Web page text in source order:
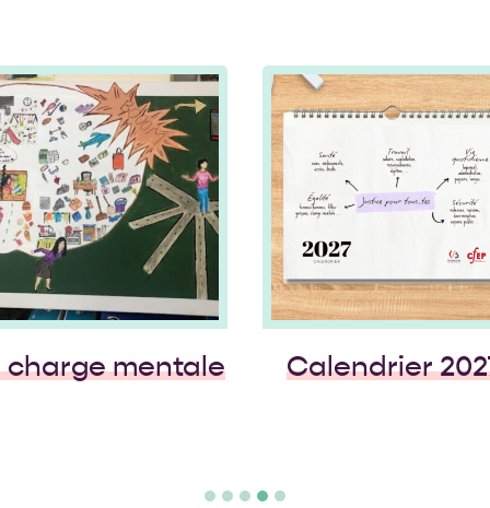
2027
De février à mai 2024, le
groupe de FLE a participé
à un atelier photos qui a
abouti au projet « Des
mains pour demain » qui
a été exposé à la […]
Des mains
Découverte
quête
« Expressions
Art et Identité »
plus qu’une
exposition. C’est
production
fin d’année qui
l’exploration de
universels […]